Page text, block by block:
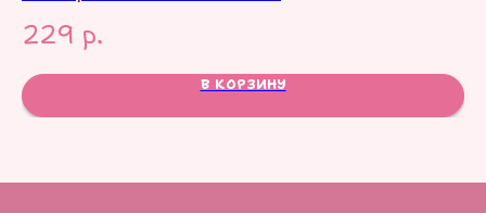
229 р.
В КОРЗИНУ